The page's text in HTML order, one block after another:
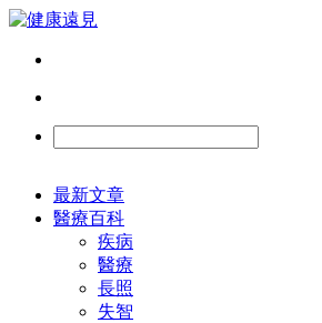
最新文章
醫療百科
疾病
醫療
長照
失智